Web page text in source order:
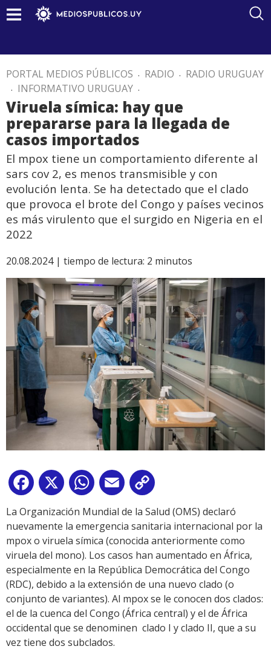
PORTAL MEDIOS PÚBLICOS . RADIO . RADIO URUGUAY
. INFORMATIVO URUGUAY .
Viruela símica: hay que
prepararse para la llegada de
casos importados
El mpox tiene un comportamiento diferente al
sars cov 2, es menos transmisible y con
evolución lenta. Se ha detectado que el clado
que provoca el brote del Congo y países vecinos
es más virulento que el surgido en Nigeria en el
2022
20.08.2024 | tiempo de lectura: 2 minutos
Facebook
X WhatsApp
Email
Link
La Organización Mundial de la Salud (OMS) declaró
nuevamente la emergencia sanitaria internacional por la
mpox o viruela símica (conocida anteriormente como
viruela del mono). Los casos han aumentado en África,
especialmente en la República Democrática del Congo
(RDC), debido a la extensión de una nuevo clado (o
conjunto de variantes). Al mpox se le conocen dos clados:
el de la cuenca del Congo (África central) y el de África
occidental que se denominen clado I y clado II, que a su
vez tiene dos subclados.